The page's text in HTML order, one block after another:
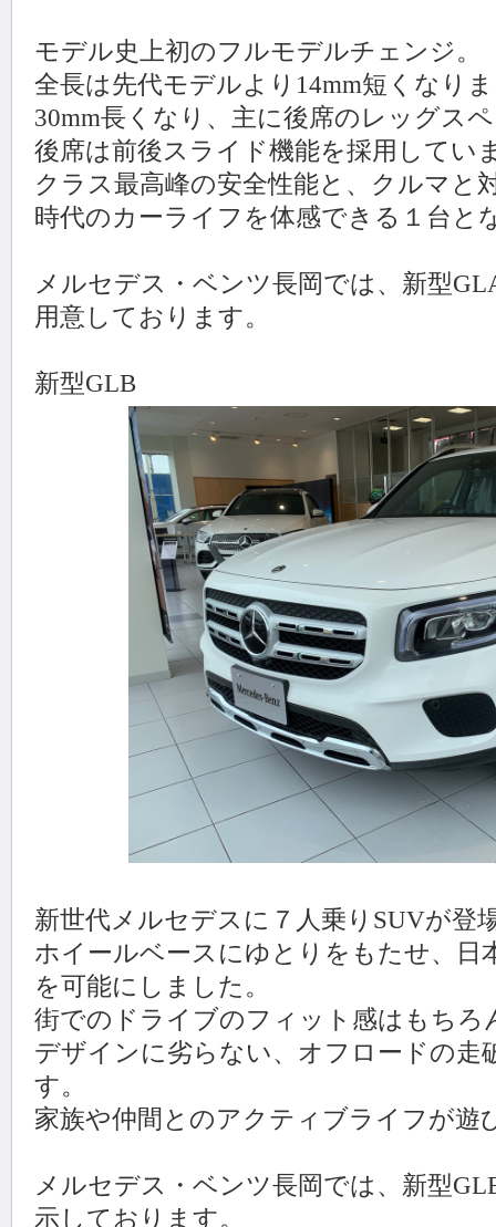
モデル史上初のフルモデルチェンジ。
全長は先代モデルより14mm短くなり
30mm長くなり、主に後席のレッグス
後席は前後スライド機能を採用してい
クラス最高峰の安全性能と、クルマと
時代のカーライフを体感できる１台と
メルセデス・ベンツ長岡では、新型
用意しております。
新型GLB
新世代メルセデスに７人乗りSUVが登
ホイールベースにゆとりをもたせ、日
を可能にしました。
街でのドライブのフィット感はもち
デザインに劣らない、オフロードの走
す。
家族や仲間とのアクティブライフが遊
メルセデス・ベンツ長岡では、新型
示しております。